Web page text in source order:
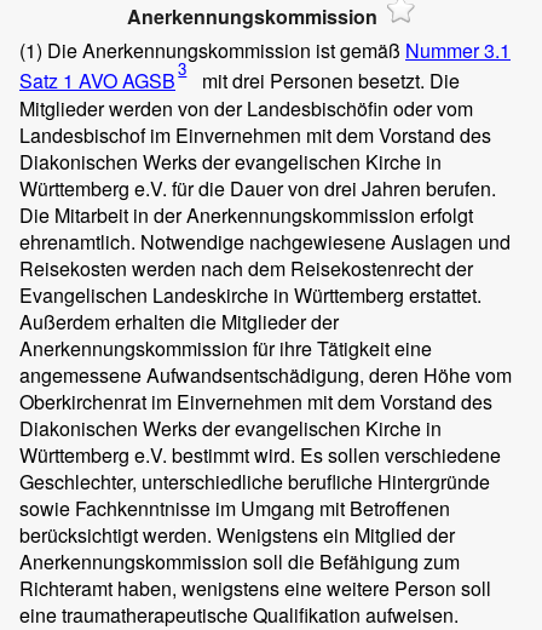
Anerkennungskommission
(1) Die Anerkennungskommission ist gemäß Nummer 3.1
Satz 1 AVO AGSB3
mit drei Personen besetzt. Die
Mitglieder werden von der Landesbischöfin oder vom
Landesbischof im Einvernehmen mit dem Vorstand des
Diakonischen Werks der evangelischen Kirche in
Württemberg e.V. für die Dauer von drei Jahren berufen.
Die Mitarbeit in der Anerkennungskommission erfolgt
ehrenamtlich. Notwendige nachgewiesene Auslagen und
Reisekosten werden nach dem Reisekostenrecht der
Evangelischen Landeskirche in Württemberg erstattet.
Außerdem erhalten die Mitglieder der
Anerkennungskommission für ihre Tätigkeit eine
angemessene Aufwandsentschädigung, deren Höhe vom
Oberkirchenrat im Einvernehmen mit dem Vorstand des
Diakonischen Werks der evangelischen Kirche in
Württemberg e.V. bestimmt wird. Es sollen verschiedene
Geschlechter, unterschiedliche berufliche Hintergründe
sowie Fachkenntnisse im Umgang mit Betroffenen
berücksichtigt werden. Wenigstens ein Mitglied der
Anerkennungskommission soll die Befähigung zum
Richteramt haben, wenigstens eine weitere Person soll
eine traumatherapeutische Qualifikation aufweisen.